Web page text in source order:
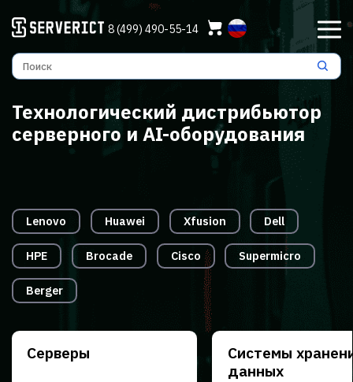
8 (499) 490-55-14
Технологический дистрибьютор
серверного и AI-оборудования
Lenovo Huawei Xfusion Dell
HPE Brocade Cisco Supermicro
Berger
Серверы
Системы
данных